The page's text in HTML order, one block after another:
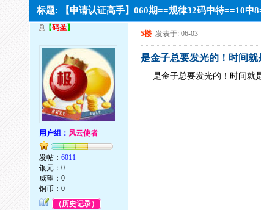
标题: 【申请认证高手】060期==规律32码中特==10中
【码圣】
用户组： 风云使者
发帖：6011
银元：0
威望：0
铜币：0
（历史记录）
5楼 发表于: 06-03
是金子总要发光的！时间就
是金子总要发光的！时间就